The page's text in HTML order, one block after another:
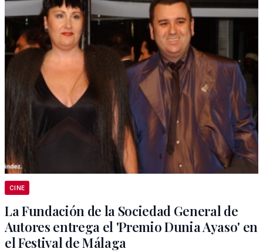
CINE
La Fundación de la Sociedad General de
Autores entrega el 'Premio Dunia Ayaso' en
el Festival de Málaga